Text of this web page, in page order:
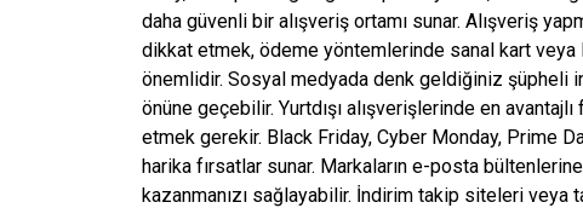
daha güvenli bir alışveriş ortamı sunar. Alışveriş
dikkat etmek, ödeme yöntemlerinde sanal kart
önemlidir. Sosyal medyada denk geldiğiniz şüpheli
önüne geçebilir. Yurtdışı alışverişlerinde en
etmek gerekir. Black Friday, Cyber Monday, Prime
harika fırsatlar sunar. Markaların e-posta
kazanmanızı sağlayabilir. İndirim takip siteleri veya